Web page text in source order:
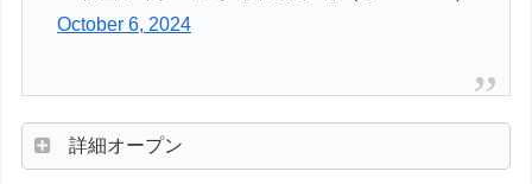
October 6, 2024
詳細オープン